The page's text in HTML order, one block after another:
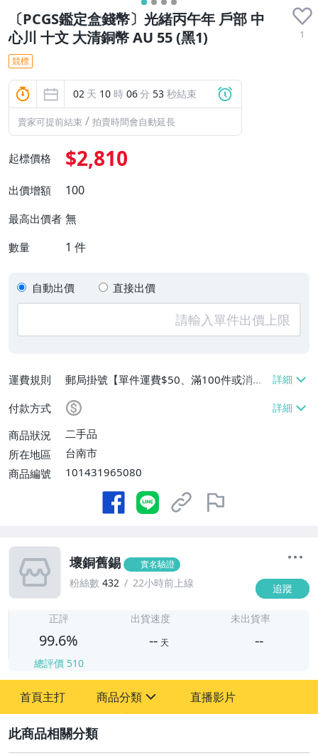
〔PCGS鑑定盒錢幣〕光緒丙午年 戶部 中
心川 十文 大清銅幣 AU 55 (黑1)
1
競標
02 天 10 時 06分 52 秒結束
賣家可提前結束 / 拍賣時間會自動延長
起標價格 $2,810
出價增額 100
最高出價者 無
數量 1 件
自動出價 直接出價
運費規則
郵局掛號【單件運費$50、滿100件或消費
付款方式
商品狀況
二手品
所在地區
台南市
商品編號
101431965080
壞銅舊錫 實名驗證
粉絲數 432 22小時前上線 追蹤
正評
99.6%
總評價 510
出貨速度
-- 天
未出貨率
--
首頁主打 商品分類
古董、藝術與礦石
直播影片